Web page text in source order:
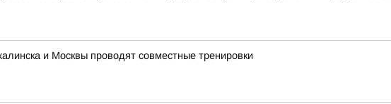
и Москвы проводят совместные тренировки